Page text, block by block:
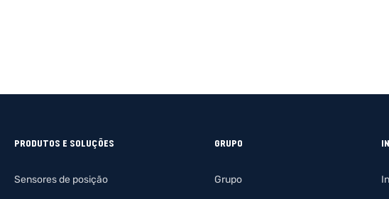
PRODUTOS E SOLUÇÕES
Sensores de posição
GRUPO
Grupo